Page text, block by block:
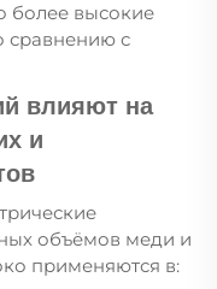
более высокие
сравнению с
влияют на
и
объёмов меди и
применяются в: